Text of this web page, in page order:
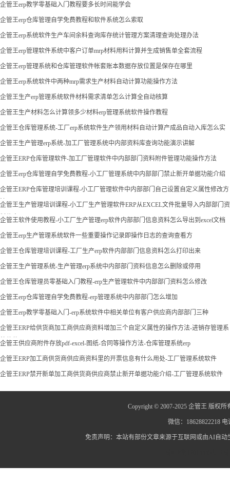
企管王erp教学零基础入门教程要多长时间能学会
企管王erp仓库管理自学免费教程和软件系统怎么索取
企管王erp系统软件生产车间余料查询库存统计管理方案清理查询处理办法
企管王erp管理软件系统中客户订单mrp材料用料计算并生成销售单全套流程
企管王erp管理系统和仓库管理软件帐套账本数据存放位置是保存在哪里
企管王erp系统软件中两种mrp需求生产材料自动计算功能操作方法
企管王生产erp管理系统软件材料需求清单怎么计算全自动核算
企管王生产材料怎么计算领多少材料erp管理系统软件操作教程
企管王仓库管理系统-工厂erp系统软件生产领用材料自动计算产成品自动入库怎么实
现
企管王生产管理erp系统-加工厂管理系统中内部资料库查询功能演示讲解
企管王ERP仓库管理软件-加工厂管理软件中内部部门资料附件管理功能操作方法
企管王erp仓库管理自学免费教程-小工厂管理系统中内部部门禁止新开单据功能介绍
企管王ERP仓库管理培训课程-小工厂管理软件中内部部门自己设置自定义属性修改方
法
企管王生产管理培训课程-小工厂生产管理软件ERP从EXCEL文件批量导入内部部门资
料信息
企管王软件使用教程-小工厂生产管理erp软件内部部门信息资料怎么导出到excel文档
企管王erp生产管理系统软件一些重要操作记录即操作日志的查询查看方
企管王仓库管理培训课程-工厂生产erp软件内部部门信息资料怎么打印出来
企管王生产管理系统-生产管理erp系统中内部部门资料信息怎么删除或停用
企管王仓库管理员零基础入门教程-erp生产管理软件中内部部门资料怎么修改
企管王erp仓库管理自学免费教程-erp管理系统中内部部门怎么增加
企管王erp教学零基础入门-erp系统软件中相关单位有客户供应商内部部门三种
企管王ERP给供货商加工商供应商资料增加三个自定义属性的操作方法-进销存管理系
统软件
企管王供应商附件存放pdf-excel-图纸-合同等操作方法-仓库管理系统erp
企管王ERP加工商供货商供应商资料里的开票信息有什么用处-工厂管理系统软件
企管王ERP禁开新单加工商供货商供应商禁止新开单据功能介绍-工厂管理系统软件
Copyright © 2007-2025 企管王 版权所
微信：18628822218
免责声明：本站有部份文章来源于互联网或由AI自